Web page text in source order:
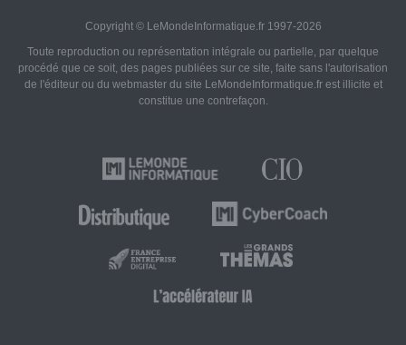
Copyright © LeMondeInformatique.fr 1997-2026
Toute reproduction ou représentation intégrale ou partielle, par quelque
procédé que ce soit, des pages publiées sur ce site, faite sans l'autorisation
de l'éditeur ou du webmaster du site LeMondeInformatique.fr est illicite et
constitue une contrefaçon.